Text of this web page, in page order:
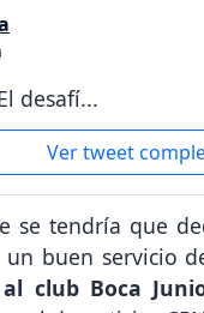
desafí...
Ver tweet
se tendría que
buen servicio
club Boca